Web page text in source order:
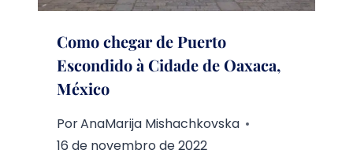
Como chegar de Puerto
Escondido à Cidade de Oaxaca,
México
PorAnaMarija Mishachkovska
16 de novembro de 2022